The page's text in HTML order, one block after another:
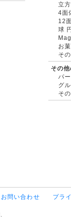
立
4面
12
球
お
そ
その
パ
グ
そ
お問い合わせ プラ